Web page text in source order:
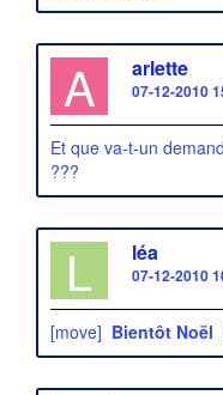
A arlette
07-12-2010
Et que va-t-un
???
L léa
07-12-2010
[move] Bientôt Noël